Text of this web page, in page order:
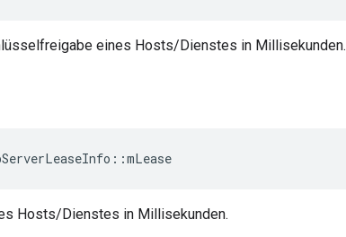
eines Hosts/Dienstes in Millisekunden.
::mLease
Hosts/Dienstes in Millisekunden.